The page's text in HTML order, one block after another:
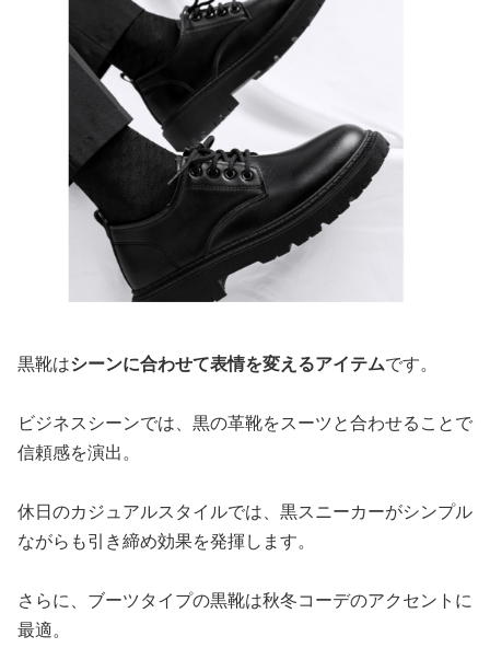
黒靴はシーンに合わせて表情を変えるアイテムです。
ビジネスシーンでは、黒の革靴をスーツと合わせることで
信頼感を演出。
休日のカジュアルスタイルでは、黒スニーカーがシンプル
ながらも引き締め効果を発揮します。
さらに、ブーツタイプの黒靴は秋冬コーデのアクセントに
最適。